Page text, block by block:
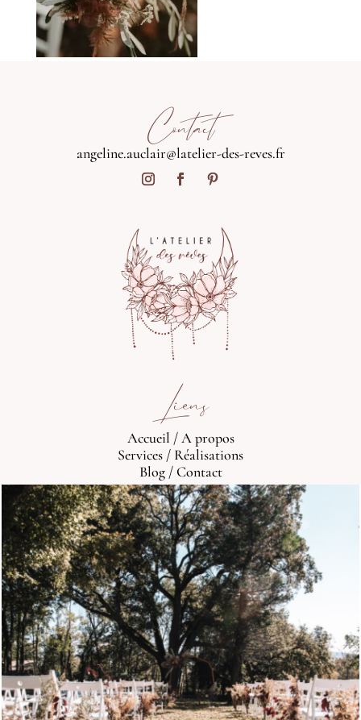
Contact
angeline.auclair@latelier-des-reves.fr
Liens
Accueil /A propos
Services / Réalisations
Blog/Contact